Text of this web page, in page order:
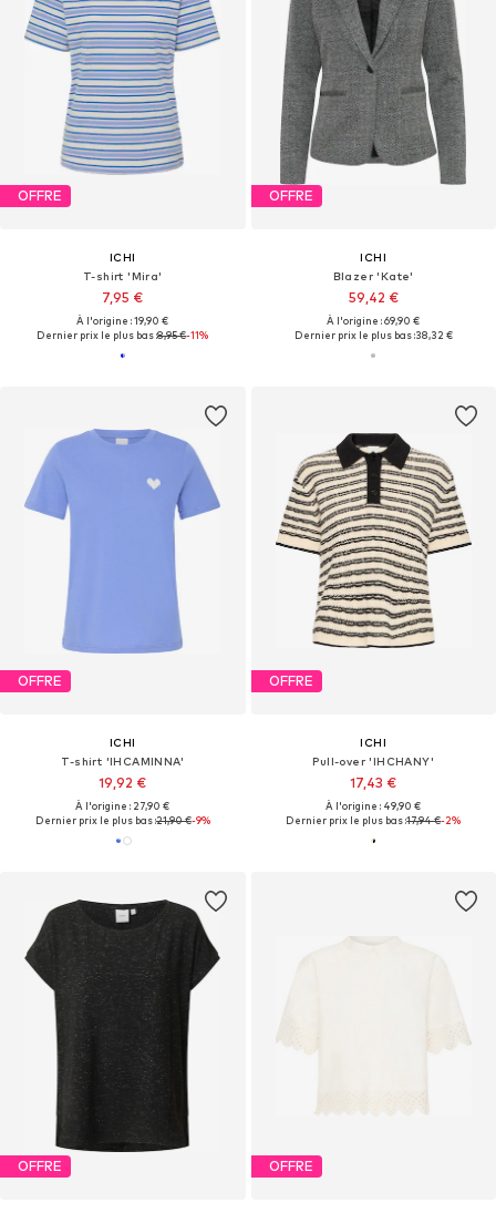
OFFRE
ICHI
T-shirt 'Mira'
7,95 €
À l'origine : 19,90 €
Dernier prix le plus bas :8,95 €-11%
OFFRE
ICHI
Blazer 'Kate'
59,42 €
À l'origine : 69,90 €
Dernier prix le plus bas :38,32 €
OFFRE
ICHI
T-shirt 'IHCAMINNA'
19,92 €
À l'origine : 27,90 €
Dernier prix le plus bas :21,90 €-9%
OFFRE
ICHI
Pull-over 'IHCHANY'
17,43 €
À l'origine : 49,90 €
Dernier prix le plus bas :17,94 €-2%
OFFRE OFFRE